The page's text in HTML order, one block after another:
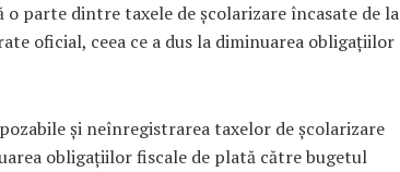
o parte dintre taxele de școlarizare încasate de la
oficial, ceea ce a dus la diminuarea obligațiilor
și neînregistrarea taxelor de școlarizare
obligațiilor fiscale de plată către bugetul